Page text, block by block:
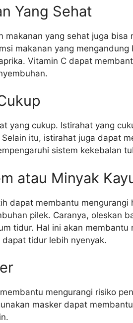
Yang Sehat
makanan yang sehat juga
makanan yang
Vitamin C dapat
yang cukup. Istirahat yang
itu, istirahat juga dapat
sistem kekebalan
atau Minyak
dapat membantu
pilek. Caranya, oleskan
tidur. Hal ini akan membantu
tidur lebih nyenyak.
mengurangi risiko
masker dapat